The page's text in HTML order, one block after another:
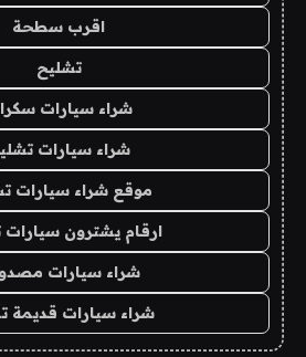
اقرب سطحة
تشليح
شراء سيارات
شراء سيارات
موقع شراء سيارات
ارقام يشترون سيارات
شراء سيارات
شراء سيارات قديمة